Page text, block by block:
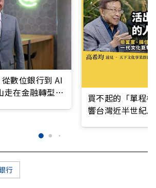
數位銀行到 AI
走在金融轉型最
買不起的「單程
響台灣近半世紀
行